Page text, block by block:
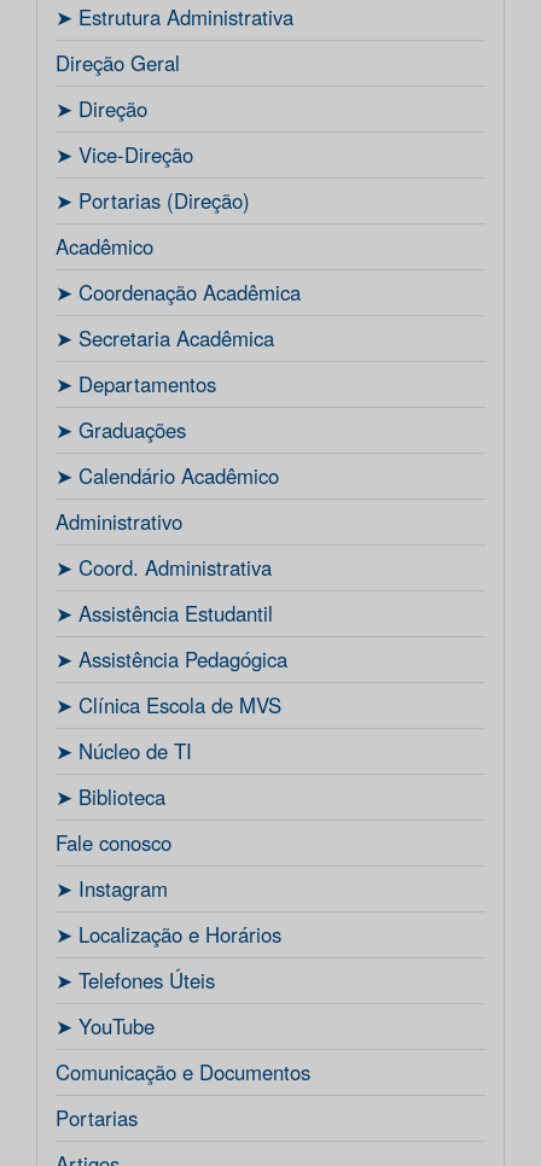
ㅤ➤ Estrutura Administrativa
Direção Geral
ㅤ➤ Direção
ㅤ➤ Vice-Direção
ㅤ➤ Portarias (Direção)
Acadêmico
ㅤ➤ Coordenação Acadêmica
ㅤㅤ➤ Secretaria Acadêmica
ㅤ➤ Departamentos
ㅤ➤ Graduações
ㅤ➤ Calendário Acadêmico
Administrativo
ㅤ➤ Coord. Administrativa
ㅤ➤ Assistência Estudantil
ㅤ➤ Assistência Pedagógica
ㅤ➤ Clínica Escola de MVS
ㅤ➤ Núcleo de TI
ㅤ➤ Biblioteca
Fale conosco
ㅤ➤ Instagram
ㅤ➤ Localização e Horários
ㅤ➤ Telefones Úteis
ㅤ➤ YouTube
Comunicação e Documentos
Portarias